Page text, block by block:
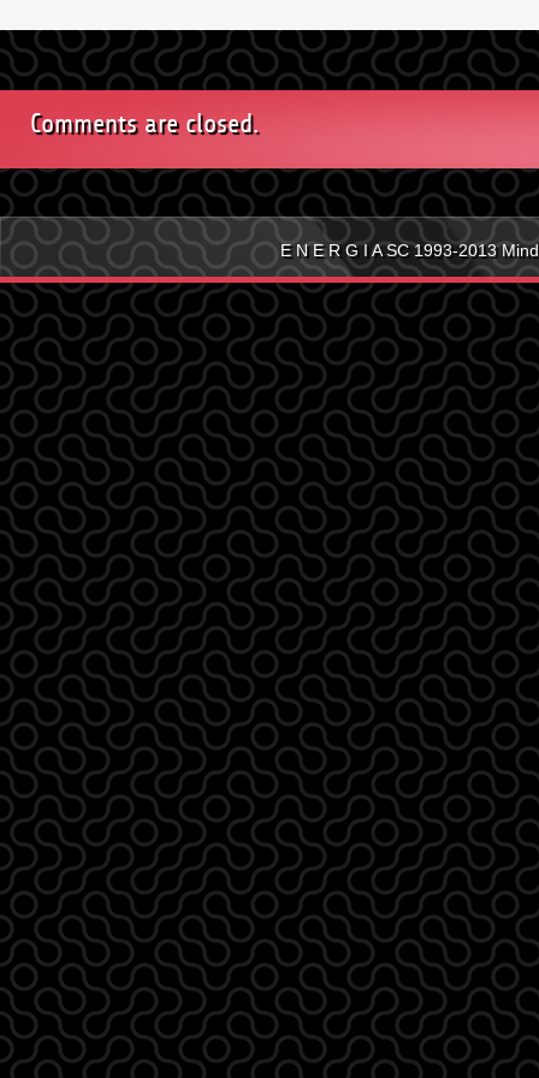
Comments are closed.
E N E R G I A SC 1993-2013